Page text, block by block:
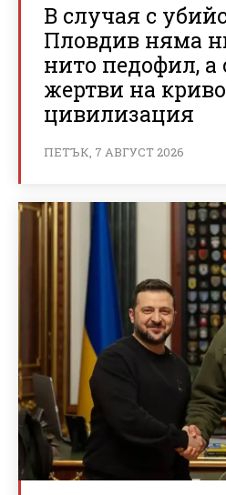
В случая с
Пловдив няма
нито педофил, а
жертви на
цивилизация
ПЕТЪК, 7 АВГУСТ 2026